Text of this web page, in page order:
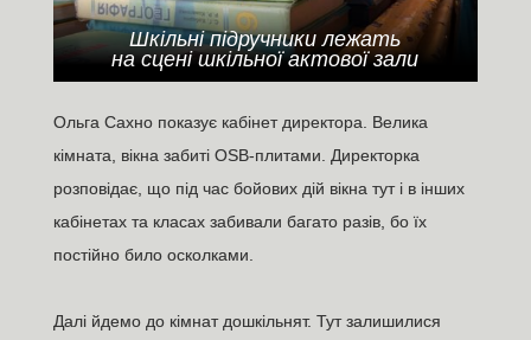
Шкільні підручники лежать
на сцені шкільної актової зали
Ольга Сахно показує кабінет директора. Велика
кімната, вікна забиті OSB-плитами. Директорка
розповідає, що під час бойових дій вікна тут і в інших
кабінетах та класах забивали багато разів, бо їх
постійно било осколками.
Далі йдемо до кімнат дошкільнят. Тут залишилися